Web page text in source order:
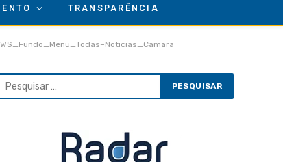
TRANSPARÊNCIA